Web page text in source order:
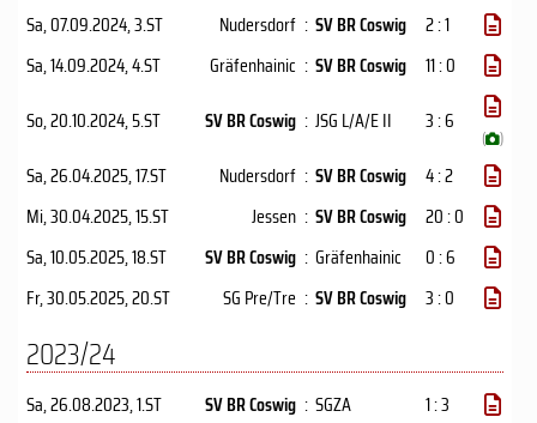
Sa, 07.09.2024, 3.ST Nudersdorf : SV BR Coswig
2 : 1
Sa, 14.09.2024, 4.ST Gräfenhainic : SV BR Coswig
11 : 0
So, 20.10.2024, 5.ST SV BR Coswig : JSG L/A/E II 3 : 6
( )
Sa, 26.04.2025, 17.ST Nudersdorf : SV BR Coswig
4 : 2
Mi, 30.04.2025, 15.ST Jessen : SV BR Coswig
20 : 0
Sa, 10.05.2025, 18.ST SV BR Coswig : Gräfenhainic
0 : 6
Fr, 30.05.2025, 20.ST SG Pre/Tre : SV BR Coswig 3 : 0
2023/24
Sa, 26.08.2023, 1.ST SV BR Coswig : SGZA
1 : 3